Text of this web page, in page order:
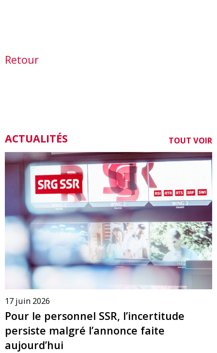
Retour
ACTUALITÉS TOUT VOIR
17 juin 2026
Pour le personnel SSR, l’incertitude
persiste malgré l’annonce faite
aujourd’hui